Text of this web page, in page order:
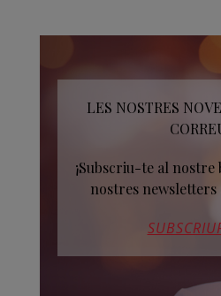
LES NOSTRES
¡Subscriu-te al
nostres